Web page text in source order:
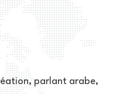
parlant arabe,